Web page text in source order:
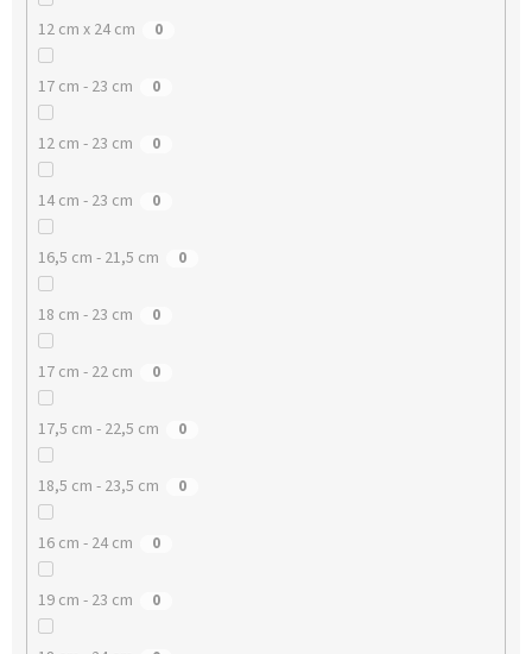
12 cm x 24 cm 0
17 cm - 23 cm 0
12 cm - 23 cm 0
14 cm - 23 cm 0
16,5 cm - 21,5 cm 0
18 cm - 23 cm 0
17 cm - 22 cm 0
17,5 cm - 22,5 cm 0
18,5 cm - 23,5 cm 0
16 cm - 24 cm 0
19 cm - 23 cm 0